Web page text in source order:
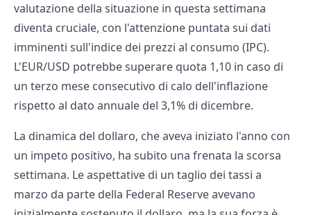
valutazione della situazione in questa settimana
diventa cruciale, con l'attenzione puntata sui dati
imminenti sull'indice dei prezzi al consumo (IPC).
L'EUR/USD potrebbe superare quota 1,10 in caso di
un terzo mese consecutivo di calo dell'inflazione
rispetto al dato annuale del 3,1% di dicembre.
La dinamica del dollaro, che aveva iniziato l'anno con
un impeto positivo, ha subito una frenata la scorsa
settimana. Le aspettative di un taglio dei tassi a
marzo da parte della Federal Reserve avevano